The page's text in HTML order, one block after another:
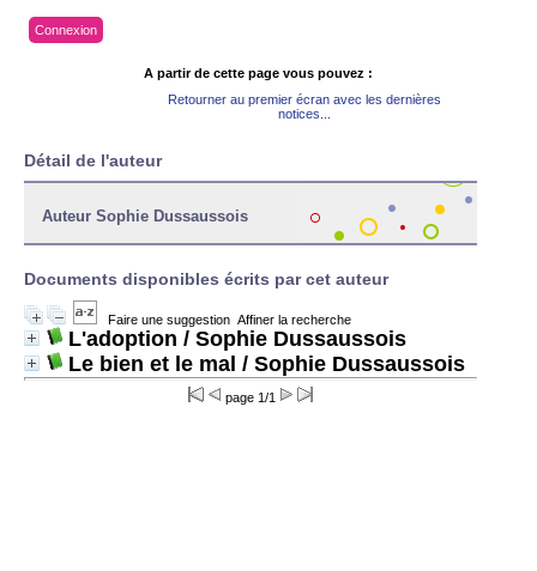
Connexion
A partir de cette page vous pouvez :
Retourner au premier écran avec les dernières
notices...
Détail de l'auteur
Auteur Sophie Dussaussois
Documents disponibles écrits par cet auteur
Faire une suggestion Affiner la recherche
L'adoption / Sophie Dussaussois
Le bien et le mal / Sophie Dussaussois
page 1/1